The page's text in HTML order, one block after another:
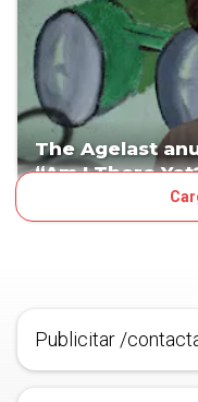
The Agelast
“Am I There
Publicitar /